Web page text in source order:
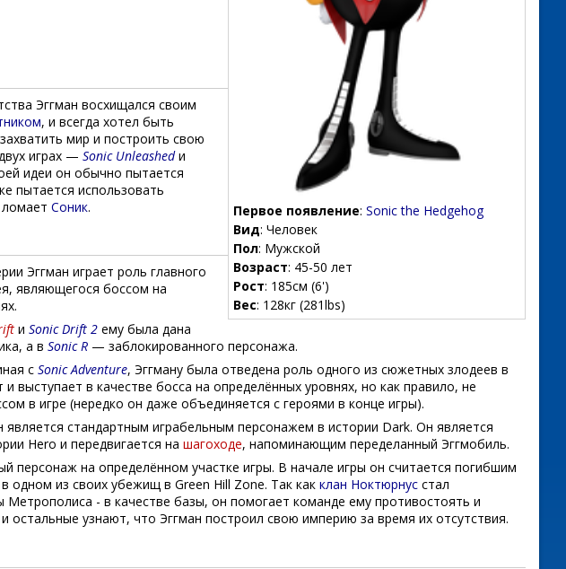
Первое появление: Sonic the Hedgehog
Вид: Человек
Пол: Мужской
Возраст: 45-50 лет
Рост: 185см (6')
Вес: 128кг (281lbs)
Эггман восхищался своим
, и всегда хотел быть
мир и построить свою
играх — Sonic Unleashedи
идеи он обычно пытается
пытается использовать
ломает Соник.
Эггман играет роль главного
являющегося боссом на
и Sonic Drift 2 ему была дана
а в Sonic R — заблокированного персонажа.
с Sonic Adventure, Эггману была отведена роль одного из сюжетных злодеев в
выступает в качестве босса на определённых уровнях, но как правило, не
в игре (нередко он даже объединяется с героями в конце игры).
является стандартным играбельным персонажем в истории Dark. Он является
Hero и передвигается на шагоходе, напоминающим переделанный Эггмобиль.
персонаж на определённом участке игры. В начале игры он считается погибшим
одном из своих убежищ в Green Hill Zone. Так как клан Ноктюрнус стал
Метрополиса - в качестве базы, он помогает команде ему противостоять и
остальные узнают, что Эггман построил свою империю за время их отсутствия.